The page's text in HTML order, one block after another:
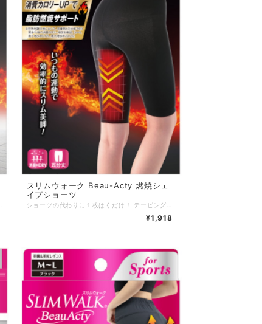
スリムウォーク Beau-Acty 燃焼シェ
イプショーツ
¥1,918